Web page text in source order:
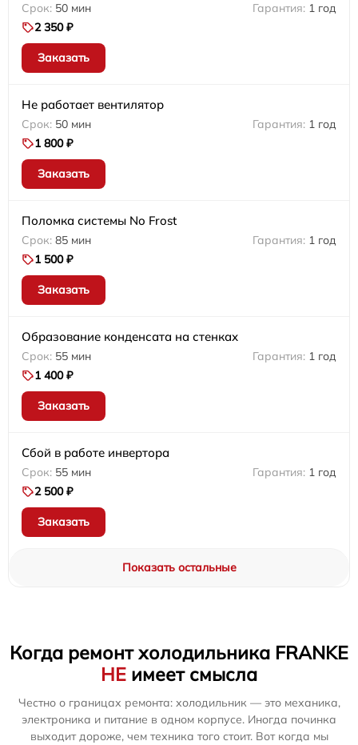
50 мин
1 год
2 350 ₽
Заказать
Не работает вентилятор
50 мин
1 год
1 800 ₽
Заказать
Поломка системы No Frost
85 мин
1 год
1 500 ₽
Заказать
Образование конденсата на стенках
55 мин
1 год
1 400 ₽
Заказать
Сбой в работе инвертора
55 мин
1 год
2 500 ₽
Заказать
Показать остальные
Когда ремонт холодильника FRANKE
НЕ имеет смысла
Честно о границах ремонта: холодильник — это механика,
электроника и питание в одном корпусе. Иногда починка
выходит дороже, чем техника того стоит. Вот когда мы